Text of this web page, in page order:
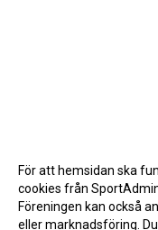
För att hemsidan ska
cookies från
Föreningen kan också
eller marknadsföring.